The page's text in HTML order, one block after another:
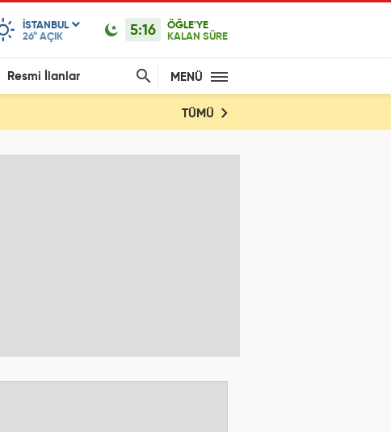
ISTANBUL
26° AÇIK 5:16
ÖĞLE'YE
KALAN SÜRE
Resmi İlanlar MENÜ
TÜMÜ